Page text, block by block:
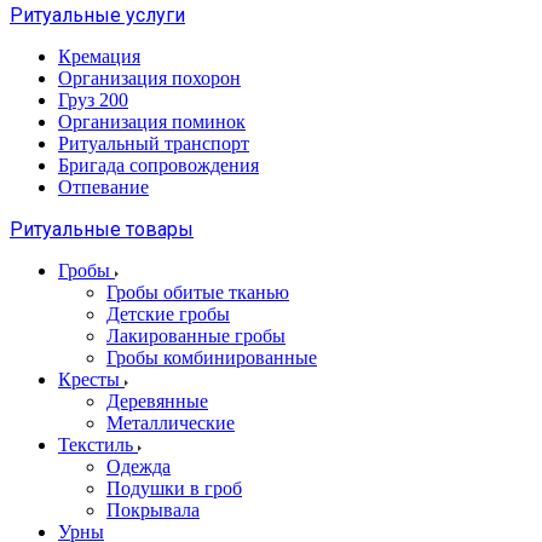
Ритуальные услуги
Кремация
Организация похорон
Груз 200
Организация поминок
Ритуальный транспорт
Бригада сопровождения
Отпевание
Ритуальные товары
Гробы
Гробы обитые тканью
Детские гробы
Лакированные гробы
Гробы комбинированные
Кресты
Деревянные
Металлические
Текстиль
Одежда
Подушки в гроб
Покрывала
Урны